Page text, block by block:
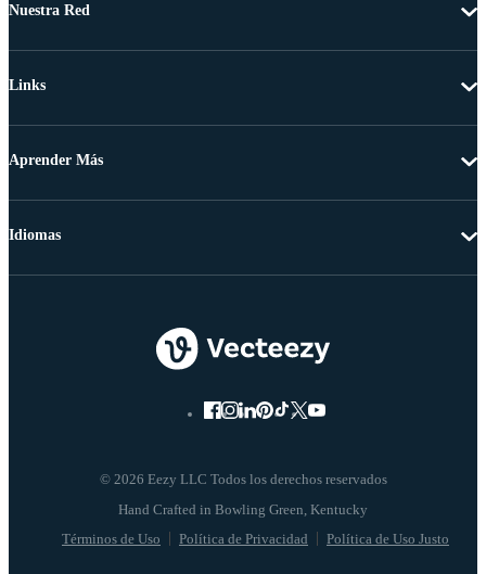
Nuestra Red
Links
Aprender Más
© 2026 Eezy LLC Todos los derechos reservados
Términos de Uso Política de Privacidad Política de Uso Justo
Idiomas